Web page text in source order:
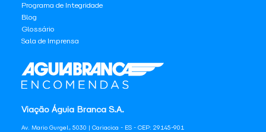
Viação Águia Branca S.A.
Av. Mario Gurgel, 5030 | Cariacica - ES - CEP: 29145-901
Programa de Integridade
Blog
Glossário
Sala de Imprensa